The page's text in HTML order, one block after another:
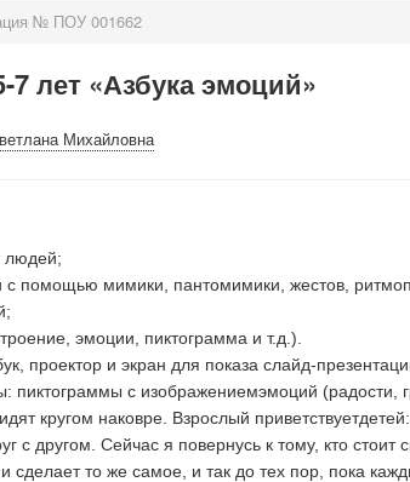
№ ПОУ 001662
7 лет «Азбука эмоций»
Михайловна
людей;
с помощью мимики, пантомимики, жестов,
эмоции, пиктограмма и т.д.).
проектор и экран для показа слайд-
пиктограммы с изображениемэмоций (радости,
кругом наковре. Взрослый приветствуетдетей:
с другом. Сейчас я повернусь к тому, кто
сделает то же самое, и так до тех пор, пока